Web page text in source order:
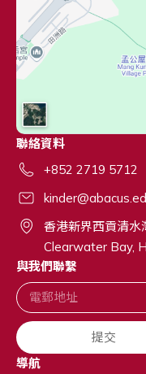
聯絡資料
+852 2719 5712
香港新界西貢清水
Clearwater Bay,
與我們聯繫
提交
導航